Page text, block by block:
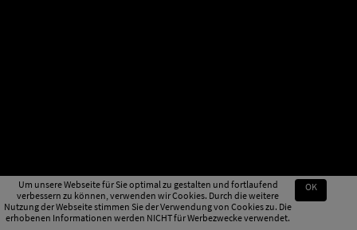
Um unsere Webseite für Sie optimal zu gestalten und fortlaufend
verbessern zu können, verwenden wir Cookies. Durch die weitere
Nutzung der Webseite stimmen Sie der Verwendung von Cookies zu. Die
erhobenen Informationen werden NICHT für Werbezwecke verwendet.
OK